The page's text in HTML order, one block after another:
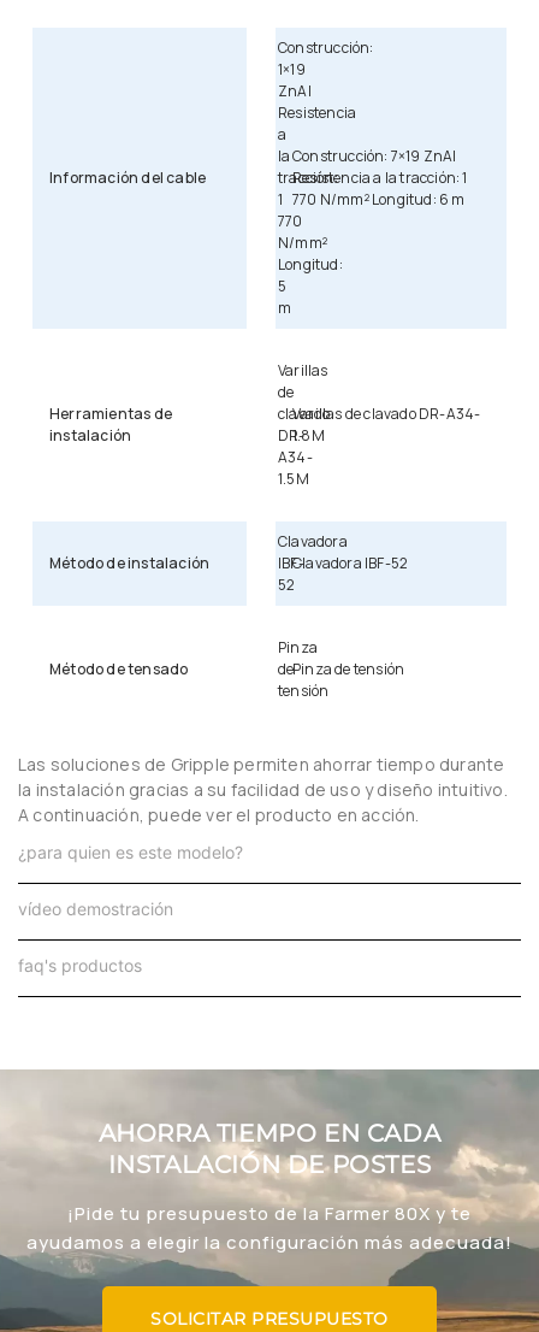
¿para quien es este modelo?
vídeo demostración
faq's productos
Información del cable
Construcción:
1×19
ZnAl
Resistencia
a
la
tracción:
1
770
N/mm²
Longitud:
5
m
Construcción: 7×19 ZnAl
Resistencia a la tracción: 1
770 N/mm² Longitud: 6 m
Herramientas de
instalación
Varillas
de
clavado
DR-
A34-
1.5M
Varillas de clavado DR-A34-
1.8M
Método de instalación
Clavadora
IBF-
52
Clavadora IBF-52
Método de tensado
Pinza
de
tensión
Pinza de tensión
Las soluciones de Gripple permiten ahorrar tiempo durante
la instalación gracias a su facilidad de uso y diseño intuitivo.
A continuación, puede ver el producto en acción.
AHORRA TIEMPO EN CADA
INSTALACIÓN DE POSTES
¡Pide tu presupuesto de la Farmer 80X y te
ayudamos a elegir la configuración más adecuada!
SOLICITAR PRESUPUESTO